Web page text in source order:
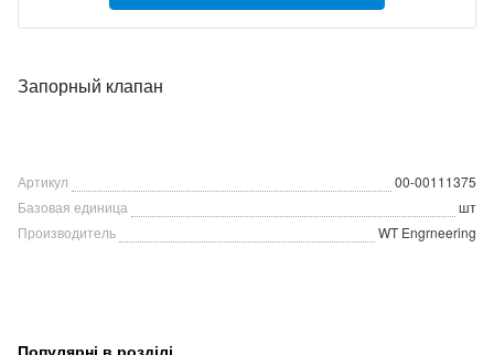
Запорный клапан
Артикул
00-00111375
Базовая единица
шт
Производитель
WT Engrneering
Популярні в розділі